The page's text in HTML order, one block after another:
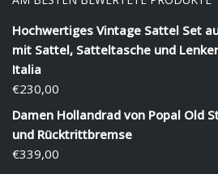
Hochwertiges Vintage Sattel Set
mit Sattel, Satteltasche und
Italia
€230,00
Damen Hollandrad von Popal Old
und Rücktrittbremse
€339,00